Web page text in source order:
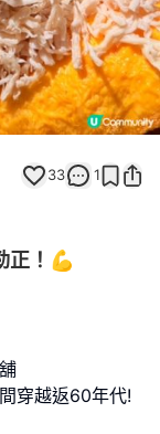
33 1
正！💪
穿越返60年代!